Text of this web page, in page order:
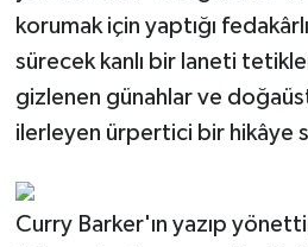
korumak için yaptığı
sürecek kanlı bir laneti
gizlenen günahlar ve
ilerleyen ürpertici bir hikâye
Curry Barker'ın yazıp